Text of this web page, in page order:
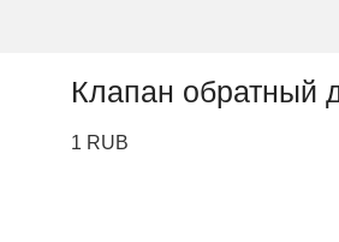
Клапан обратный
1 RUB